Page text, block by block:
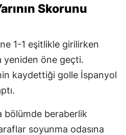
Skorunu
1-1 eşitlikle girilirken
yeniden öne geçti.
kaydettiği golle İspanyol
bölümde beraberlik
soyunma odasına